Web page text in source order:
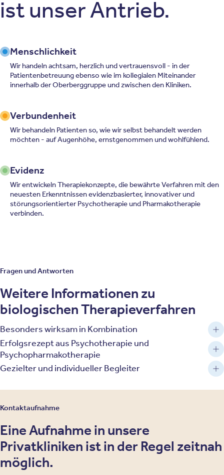
ist unser Antrieb.
Menschlichkeit
Wir handeln achtsam, herzlich und vertrauensvoll - in der
Patientenbetreuung ebenso wie im kollegialen Miteinander
innerhalb der Oberberggruppe und zwischen den Kliniken.
Verbundenheit
Wir behandeln Patienten so, wie wir selbst behandelt werden
möchten - auf Augenhöhe, ernstgenommen und wohlfühlend.
Evidenz
Wir entwickeln Therapiekonzepte, die bewährte Verfahren mit den
neuesten Erkenntnissen evidenzbasierter, innovativer und
störungsorientierter Psychotherapie und Pharmakotherapie
verbinden.
Fragen und Antworten
Weitere Informationen zu
biologischen Therapieverfahren
Besonders wirksam in Kombination
Erfolgsrezept aus Psychotherapie und
Psychopharmakotherapie
Gezielter und individueller Begleiter
Kontaktaufnahme
Eine Aufnahme in unsere
Privatkliniken ist in der Regel zeitnah
möglich.